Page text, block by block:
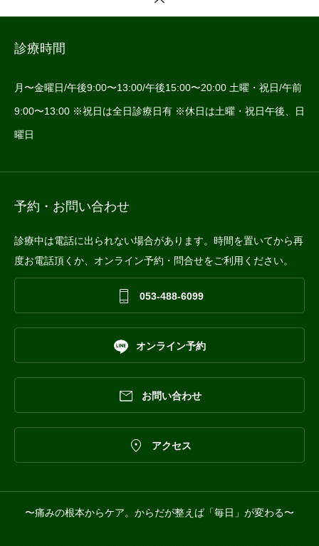
診療時間
月〜金曜日/午後9:00〜13:00/午後15:00〜20:00 土曜・祝日/午前
9:00〜13:00 ※祝日は全日診療日有 ※休日は土曜・祝日午後、日
曜日
予約・お問い合わせ
診療中は電話に出られない場合があります。時間を置いてから再
度お電話頂くか、オンライン予約・問合せをご利用ください。
 053-488-6099
 オンライン予約
 お問い合わせ
 アクセス
〜痛みの根本からケア。からだが整えば「毎日」が変わる〜